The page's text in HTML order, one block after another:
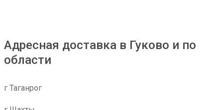
Адресная доставка в Гуково и по
области
г Таганрог